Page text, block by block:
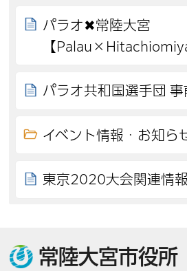
パラオ✖常陸大宮
【
パラオ共和国選手団
イベント情報・お知ら
東京2020大会関連情報
常陸大宮市役所